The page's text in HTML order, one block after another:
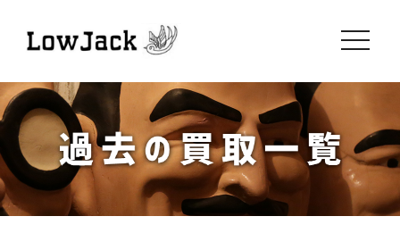
toggle